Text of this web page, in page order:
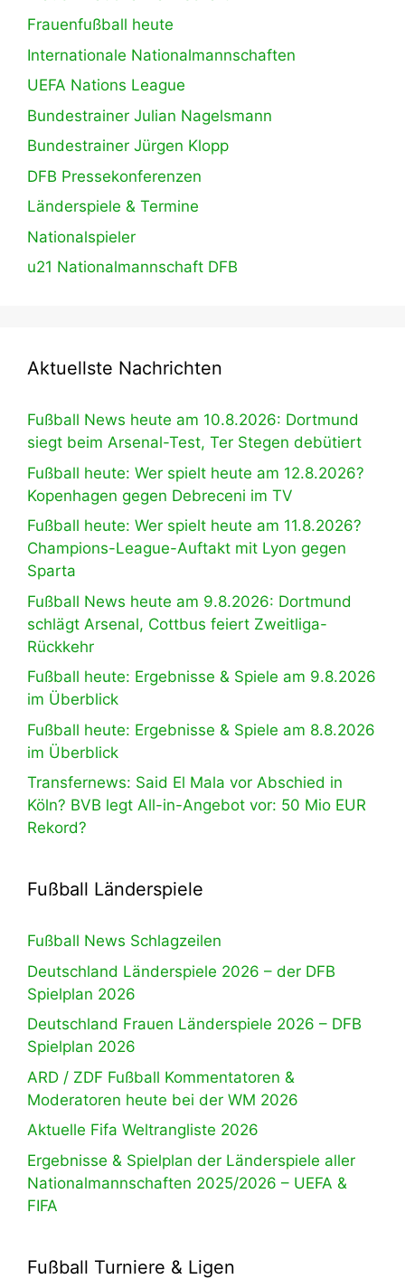
Frauenfußball heute
Internationale Nationalmannschaften
UEFA Nations League
Bundestrainer Julian Nagelsmann
Bundestrainer Jürgen Klopp
DFB Pressekonferenzen
Länderspiele & Termine
Nationalspieler
u21 Nationalmannschaft DFB
Aktuellste Nachrichten
Fußball News heute am 10.8.2026: Dortmund
siegt beim Arsenal-Test, Ter Stegen debütiert
Fußball heute: Wer spielt heute am 12.8.2026?
Kopenhagen gegen Debreceni im TV
Fußball heute: Wer spielt heute am 11.8.2026?
Champions-League-Auftakt mit Lyon gegen
Sparta
Fußball News heute am 9.8.2026: Dortmund
schlägt Arsenal, Cottbus feiert Zweitliga-
Rückkehr
Fußball heute: Ergebnisse & Spiele am 9.8.2026
im Überblick
Fußball heute: Ergebnisse & Spiele am 8.8.2026
im Überblick
Transfernews: Said El Mala vor Abschied in
Köln? BVB legt All-in-Angebot vor: 50 Mio EUR
Rekord?
Fußball Länderspiele
Fußball News Schlagzeilen
Deutschland Länderspiele 2026 – der DFB
Spielplan 2026
Deutschland Frauen Länderspiele 2026 – DFB
Spielplan 2026
ARD / ZDF Fußball Kommentatoren &
Moderatoren heute bei der WM 2026
Aktuelle Fifa Weltrangliste 2026
Ergebnisse & Spielplan der Länderspiele aller
Nationalmannschaften 2025/2026 – UEFA &
FIFA
Fußball Turniere & Ligen